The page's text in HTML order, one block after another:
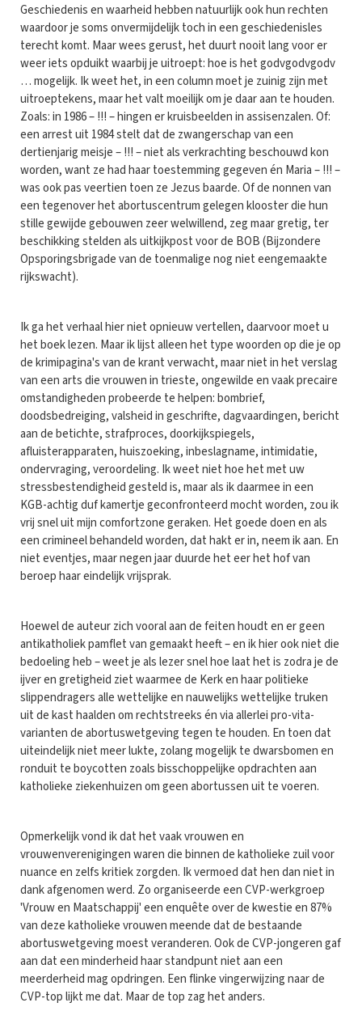
Geschiedenis en waarheid hebben natuurlijk ook hun rechten
waardoor je soms onvermijdelijk toch in een geschiedenisles
terecht komt. Maar wees gerust, het duurt nooit lang voor er
weer iets opduikt waarbij je uitroept: hoe is het godvgodvgodv
… mogelijk. Ik weet het, in een column moet je zuinig zijn met
uitroeptekens, maar het valt moeilijk om je daar aan te houden.
Zoals: in 1986 – !!! – hingen er kruisbeelden in assisenzalen. Of:
een arrest uit 1984 stelt dat de zwangerschap van een
dertienjarig meisje – !!! – niet als verkrachting beschouwd kon
worden, want ze had haar toestemming gegeven én Maria – !!! –
was ook pas veertien toen ze Jezus baarde. Of de nonnen van
een tegenover het abortuscentrum gelegen klooster die hun
stille gewijde gebouwen zeer welwillend, zeg maar gretig, ter
beschikking stelden als uitkijkpost voor de BOB (Bijzondere
Opsporingsbrigade van de toenmalige nog niet eengemaakte
rijkswacht).
Ik ga het verhaal hier niet opnieuw vertellen, daarvoor moet u
het boek lezen. Maar ik lijst alleen het type woorden op die je op
de krimipagina's van de krant verwacht, maar niet in het verslag
van een arts die vrouwen in trieste, ongewilde en vaak precaire
omstandigheden probeerde te helpen: bombrief,
doodsbedreiging, valsheid in geschrifte, dagvaardingen, bericht
aan de betichte, strafproces, doorkijkspiegels,
afluisterapparaten, huiszoeking, inbeslagname, intimidatie,
ondervraging, veroordeling. Ik weet niet hoe het met uw
stressbestendigheid gesteld is, maar als ik daarmee in een
KGB-achtig duf kamertje geconfronteerd mocht worden, zou ik
vrij snel uit mijn comfortzone geraken. Het goede doen en als
een crimineel behandeld worden, dat hakt er in, neem ik aan. En
niet eventjes, maar negen jaar duurde het eer het hof van
beroep haar eindelijk vrijsprak.
Hoewel de auteur zich vooral aan de feiten houdt en er geen
antikatholiek pamflet van gemaakt heeft – en ik hier ook niet die
bedoeling heb – weet je als lezer snel hoe laat het is zodra je de
ijver en gretigheid ziet waarmee de Kerk en haar politieke
slippendragers alle wettelijke en nauwelijks wettelijke truken
uit de kast haalden om rechtstreeks én via allerlei pro-vita-
varianten de abortuswetgeving tegen te houden. En toen dat
uiteindelijk niet meer lukte, zolang mogelijk te dwarsbomen en
ronduit te boycotten zoals bisschoppelijke opdrachten aan
katholieke ziekenhuizen om geen abortussen uit te voeren.
Opmerkelijk vond ik dat het vaak vrouwen en
vrouwenverenigingen waren die binnen de katholieke zuil voor
nuance en zelfs kritiek zorgden. Ik vermoed dat hen dan niet in
dank afgenomen werd. Zo organiseerde een CVP-werkgroep
'Vrouw en Maatschappij' een enquête over de kwestie en 87%
van deze katholieke vrouwen meende dat de bestaande
abortuswetgeving moest veranderen. Ook de CVP-jongeren gaf
aan dat een minderheid haar standpunt niet aan een
meerderheid mag opdringen. Een flinke vingerwijzing naar de
CVP-top lijkt me dat. Maar de top zag het anders.